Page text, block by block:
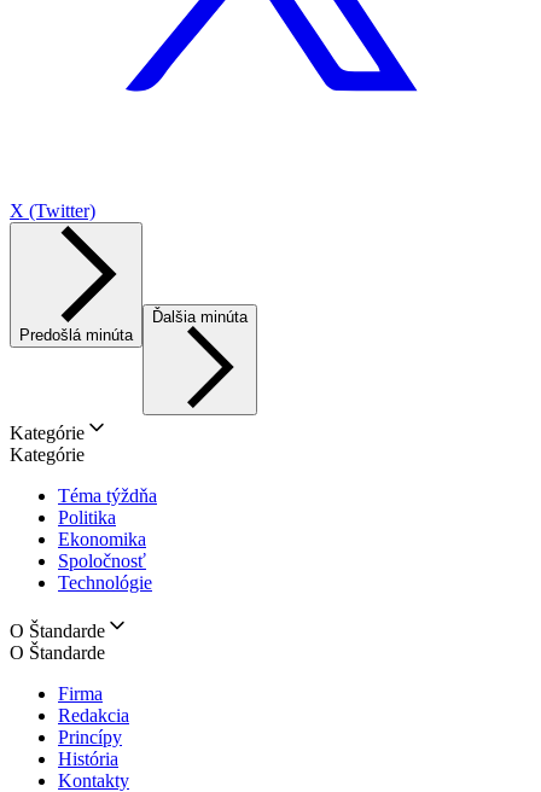
X (Twitter)
Predošlá minúta
Ďalšia minúta
Kategórie
Kategórie
Téma týždňa
Politika
Ekonomika
Spoločnosť
Technológie
O Štandarde
O Štandarde
Firma
Redakcia
Princípy
História
Kontakty